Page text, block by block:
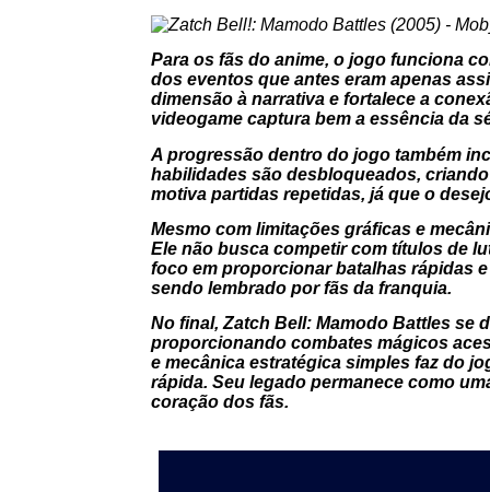
Para os fãs do anime, o jogo funciona
dos eventos que antes eram apenas
dimensão à narrativa e fortalece a
videogame captura bem a essência da
A progressão dentro do jogo também
habilidades são desbloqueados,
motiva partidas repetidas, já que o
Mesmo com limitações gráficas e
Ele não busca competir com títulos de
foco em proporcionar batalhas rápidas
sendo lembrado por fãs da franquia.
No final, Zatch Bell: Mamodo Battles se
proporcionando combates mágicos
e mecânica estratégica simples faz do
rápida. Seu legado permanece como
coração dos fãs.